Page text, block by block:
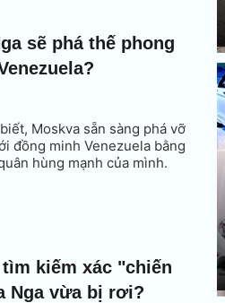
sẽ phá thế phong
Moskva sẵn sàng phá vỡ
đồng minh Venezuela bằng
hùng mạnh của mình.
kiếm xác "chiến
Nga vừa bị rơi?